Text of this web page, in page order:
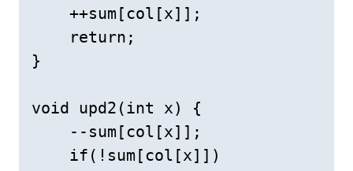
    ++sum[col[x]];
    return;
}
void upd2(int x) {
    --sum[col[x]];
    if(!sum[col[x]])